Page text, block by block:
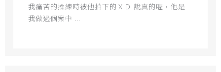
我痛苦的操練時被他拍下的ＸＤ 說真的喔，他是
我做過個案中 ...